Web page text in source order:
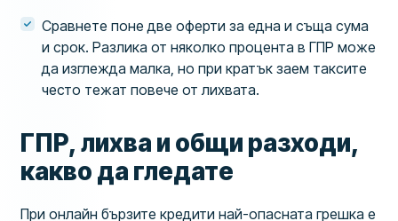
Сравнете поне две оферти за една и съща сума
и срок. Разлика от няколко процента в ГПР може
да изглежда малка, но при кратък заем таксите
често тежат повече от лихвата.
ГПР, лихва и общи разходи,
какво да гледате
При онлайн бързите кредити най-опасната грешка е